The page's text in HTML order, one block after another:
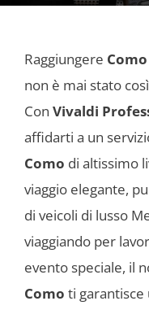
Raggiungere Como
non è mai stato
Con Vivaldi
affidarti a un
Como di altissimo
viaggio elegante,
di veicoli di lusso
viaggiando per
evento speciale, il
Como ti garantisce